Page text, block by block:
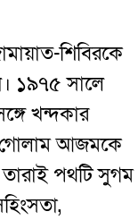
শিবিরকে
১৯৭৫ সালে
খন্দকার
গোলাম আজমকে
পথটি সুগম